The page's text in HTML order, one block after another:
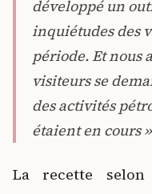
développé un
inquiétudes des
période. Et nous
visiteurs se
des activités
étaient en cours
La recette